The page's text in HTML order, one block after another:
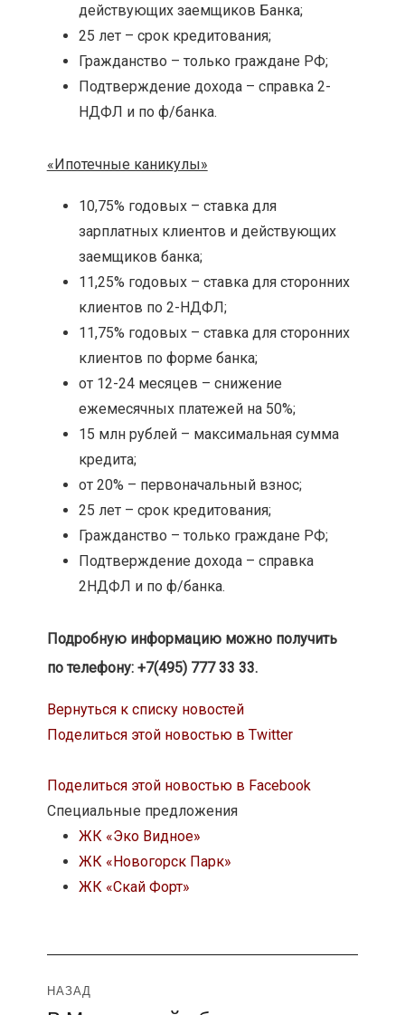
действующих заемщиков Банка;
25 лет – срок кредитования;
Гражданство – только граждане РФ;
Подтверждение дохода – справка 2-
НДФЛ и по ф/банка.
«Ипотечные каникулы»
10,75% годовых – ставка для
зарплатных клиентов и действующих
заемщиков банка;
11,25% годовых – ставка для сторонних
клиентов по 2-НДФЛ;
11,75% годовых – ставка для сторонних
клиентов по форме банка;
от 12-24 месяцев – снижение
ежемесячных платежей на 50%;
15 млн рублей – максимальная сумма
кредита;
от 20% – первоначальный взнос;
25 лет – срок кредитования;
Гражданство – только граждане РФ;
Подтверждение дохода – справка
2НДФЛ и по ф/банка.
Подробную информацию можно получить
по телефону: +7(495) 777 33 33.
Вернуться к списку новостей
Поделиться этой новостью в Twitter
Поделиться этой новостью в Facebook
Специальные предложения
ЖК «Эко Видное»
ЖК «Новогорск Парк»
ЖК «Скай Форт»
Навигация
НАЗАД